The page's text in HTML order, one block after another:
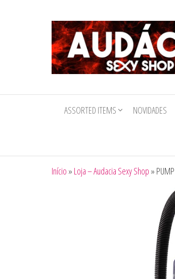
Sexy
Shop
ASSORTED ITEMS NOVIDADES
Início » Loja – Audacia Sexy Shop »